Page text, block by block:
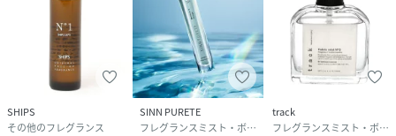
SHIPS
その他のフレグランス
SINN PURETE
フレグランスミスト・ボディミスト
track
フレグランスミスト・ボディミスト